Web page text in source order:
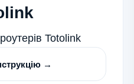
Totolink
→